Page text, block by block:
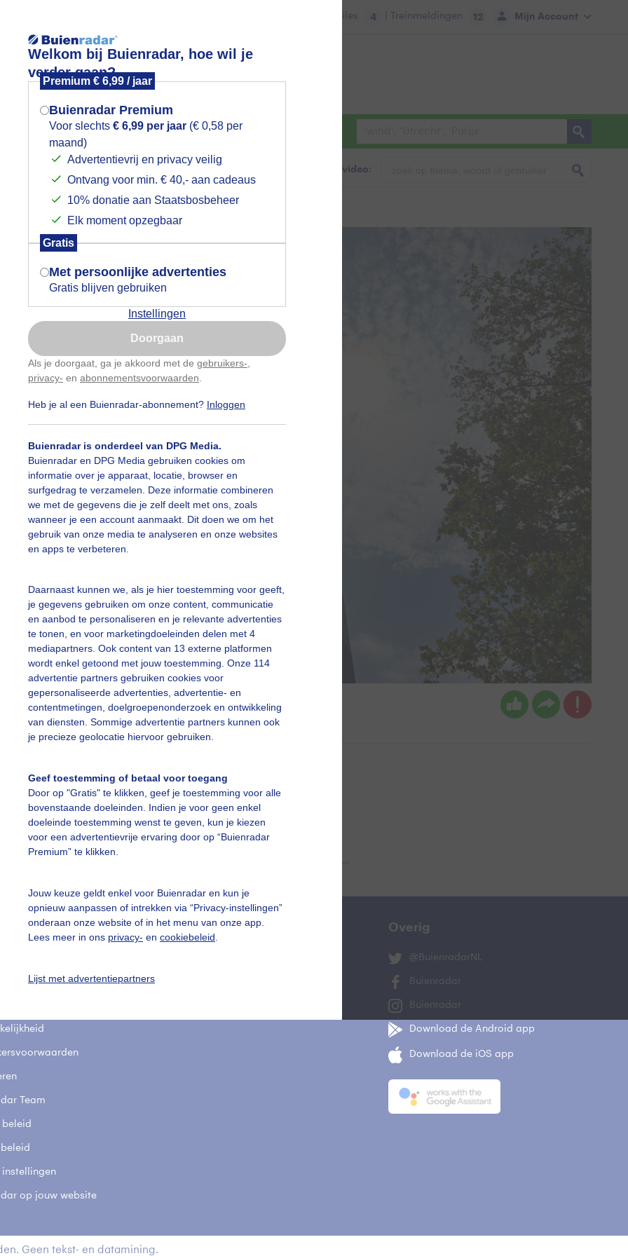
Welkom bij Buienradar, hoe wil je
verder gaan?
Premium € 6,99 / jaar
Buienradar Premium
Voor slechts € 6,99 per jaar (€ 0,58 per
maand)
Advertentievrij en privacy veilig
Ontvang voor min. € 40,- aan cadeaus
10% donatie aan Staatsbosbeheer
Elk moment opzegbaar
Gratis
Met persoonlijke advertenties
Gratis blijven gebruiken
Instellingen
Doorgaan
Als je doorgaat, ga je akkoord met de gebruikers-
privacy- en abonnementsvoorwaarden
Heb je al een Buienradar-abonnement? Inloggen
Buienradar is onderdeel van DPG Media.
Buienradar en DPG Media gebruiken cookies om
informatie over je apparaat, locatie, browser en
surfgedrag te verzamelen. Deze informatie combineren
we met de gegevens die je zelf deelt met ons, zoals
wanneer je een account aanmaakt. Dit doen we om het
gebruik van onze media te analyseren en onze websites
en apps te verbeteren.
Daarnaast kunnen we, als je hier toestemming voor geeft,
je gegevens gebruiken om onze content, communicatie
en aanbod te personaliseren en je relevante advertenties
te tonen, en voor marketingdoeleinden delen met 4
mediapartners. Ook content van 13 externe platformen
wordt enkel getoond met jouw toestemming. Onze 114
advertentie partners gebruiken cookies voor
gepersonaliseerde advertenties, advertentie- en
contentmetingen, doelgroepenonderzoek en ontwikkeling
van diensten. Sommige advertentie partners kunnen ook
je precieze geolocatie hiervoor gebruiken.
Geef toestemming of betaal voor toegang
Door op "Gratis" te klikken, geef je toestemming voor alle
bovenstaande doeleinden. Indien je voor geen enkel
doeleinde toestemming wenst te geven, kun je kiezen
voor een advertentievrije ervaring door op “Buienradar
Premium” te klikken.
Jouw keuze geldt enkel voor Buienradar en kun je
opnieuw aanpassen of intrekken via “Privacy-instellingen”
onderaan onze website of in het menu van onze app.
Lees meer in ons privacy- en cookiebeleid
Lijst met advertentiepartners
Mijn Account
Files 4 | Treinmeldingen 12
Foto en video Weerzine
Zoeken in foto & video:
Erica van Leeuwen-de Bruijn Gemaakt: 17-06-2026, 12x bekeken
vragen
Team
beleid
instellingen
op jouw website
Mijn weer Overig
@BuienradarNL
Buienradar
Buienradar
Download de Android app
Download de iOS app
Geen tekst- en datamining.
Mogen we je locatie gebruiken voor
het weer?
Indien je hier nog geen akkoord op hebt
gegeven, verschijnt er zo een pop-up uit
je browser waarin deze toestemming
gevraagd wordt.
Is goed, toon de popup
Nu niet, misschien later
Gebruik je Safari en wil je niet elke dag deze pop-up
Klikhierom dit aan te passen